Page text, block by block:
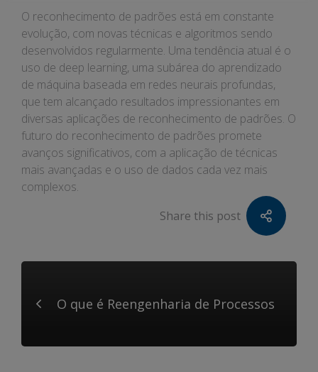
O reconhecimento de padrões está em constante
evolução, com novas técnicas e algoritmos sendo
desenvolvidos regularmente. Uma tendência atual é o
uso de deep learning, uma subárea do aprendizado
de máquina baseada em redes neurais profundas,
que tem alcançado resultados impressionantes em
diversas aplicações de reconhecimento de padrões. O
futuro do reconhecimento de padrões promete
avanços significativos, com a aplicação de técnicas
mais avançadas e o uso de dados cada vez mais
complexos.
Share this post
O que é Reengenharia de Processos